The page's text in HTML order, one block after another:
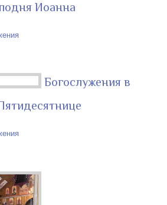
Иоанна
Богослужения в